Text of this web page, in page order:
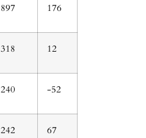
897 176
318 12
240 -52
242 67